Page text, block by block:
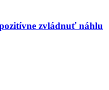
zvládnuť náhlu